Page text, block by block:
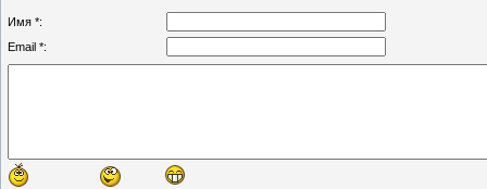
Имя *:
Email *: